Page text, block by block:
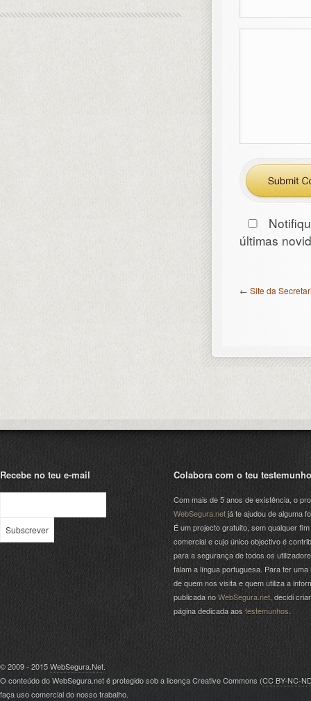
últimas
← Site da
Recebe no teu e-mail Colabora com o teu testemunho
Com mais de 5 anos de existência, o
WebSegura.netjá te ajudou de alguma
É um projecto gratuito, sem qualquer fim
comercial e cujo único objectivo é
para a segurança de todos os
falam a língua portuguesa. Para ter uma
de quem nos visita e quem utiliza a
publicada noWebSegura.net , decidi
página dedicada aos testemunhos
© 2009 - 2015WebSegura.Net.
O conteúdo do WebSegura.net é protegido sob a licença Creative Commons (CC BY-NC-
faça uso comercial do nosso trabalho.